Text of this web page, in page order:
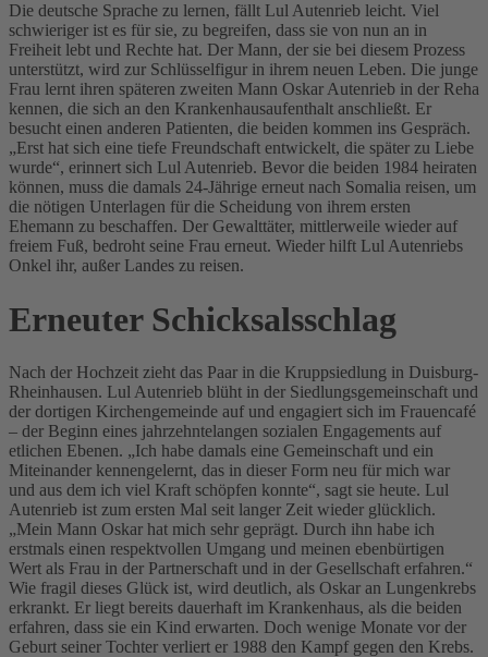
Die deutsche Sprache zu lernen, fällt Lul Autenrieb leicht. Viel
schwieriger ist es für sie, zu begreifen, dass sie von nun an in
Freiheit lebt und Rechte hat. Der Mann, der sie bei diesem Prozess
unterstützt, wird zur Schlüsselfigur in ihrem neuen Leben. Die junge
Frau lernt ihren späteren zweiten Mann Oskar Autenrieb in der Reha
kennen, die sich an den Krankenhausaufenthalt anschließt. Er
besucht einen anderen Patienten, die beiden kommen ins Gespräch.
„Erst hat sich eine tiefe Freundschaft entwickelt, die später zu Liebe
wurde“, erinnert sich Lul Autenrieb. Bevor die beiden 1984 heiraten
können, muss die damals 24-Jährige erneut nach Somalia reisen, um
die nötigen Unterlagen für die Scheidung von ihrem ersten
Ehemann zu beschaffen. Der Gewalttäter, mittlerweile wieder auf
freiem Fuß, bedroht seine Frau erneut. Wieder hilft Lul Autenriebs
Onkel ihr, außer Landes zu reisen.
Erneuter Schicksalsschlag
Nach der Hochzeit zieht das Paar in die Kruppsiedlung in Duisburg-
Rheinhausen. Lul Autenrieb blüht in der Siedlungsgemeinschaft und
der dortigen Kirchengemeinde auf und engagiert sich im Frauencafé
– der Beginn eines jahrzehntelangen sozialen Engagements auf
etlichen Ebenen. „Ich habe damals eine Gemeinschaft und ein
Miteinander kennengelernt, das in dieser Form neu für mich war
und aus dem ich viel Kraft schöpfen konnte“, sagt sie heute. Lul
Autenrieb ist zum ersten Mal seit langer Zeit wieder glücklich.
„Mein Mann Oskar hat mich sehr geprägt. Durch ihn habe ich
erstmals einen respektvollen Umgang und meinen ebenbürtigen
Wert als Frau in der Partnerschaft und in der Gesellschaft erfahren.“
Wie fragil dieses Glück ist, wird deutlich, als Oskar an Lungenkrebs
erkrankt. Er liegt bereits dauerhaft im Krankenhaus, als die beiden
erfahren, dass sie ein Kind erwarten. Doch wenige Monate vor der
Geburt seiner Tochter verliert er 1988 den Kampf gegen den Krebs.